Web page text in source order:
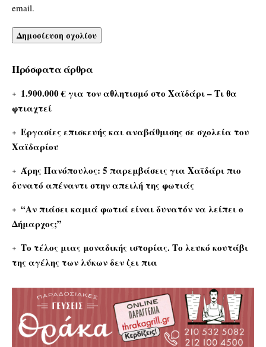
email.
Πρόσφατα άρθρα
1.900.000 € για τον αθλητισμό στο Χαϊδάρι – Τι θα
φτιαχτεί
Εργασίες επισκευής και αναβάθμισης σε σχολεία του
Χαϊδαρίου
Άρης Πανόπουλος: 5 παρεμβάσεις για Χαϊδάρι πιο
δυνατό απέναντι στην απειλή της φωτιάς
“Αν πιάσει καμιά φωτιά είναι δυνατόν να λείπει ο
Δήμαρχος;”
Το τέλος μιας μοναδικής ιστορίας. Το λευκό κουτάβι
της αγέλης των λύκων δεν ζει πια